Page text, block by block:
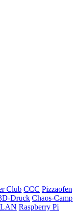
Club CCC Pizzaofen
Druck Chaos-Camp
LAN Raspberry Pi